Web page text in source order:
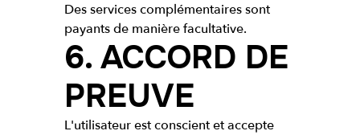
Des services complémentaires sont
payants de manière facultative.
6. ACCORD DE
PREUVE
L'utilisateur est conscient et accepte